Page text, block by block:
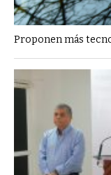
Proponen más